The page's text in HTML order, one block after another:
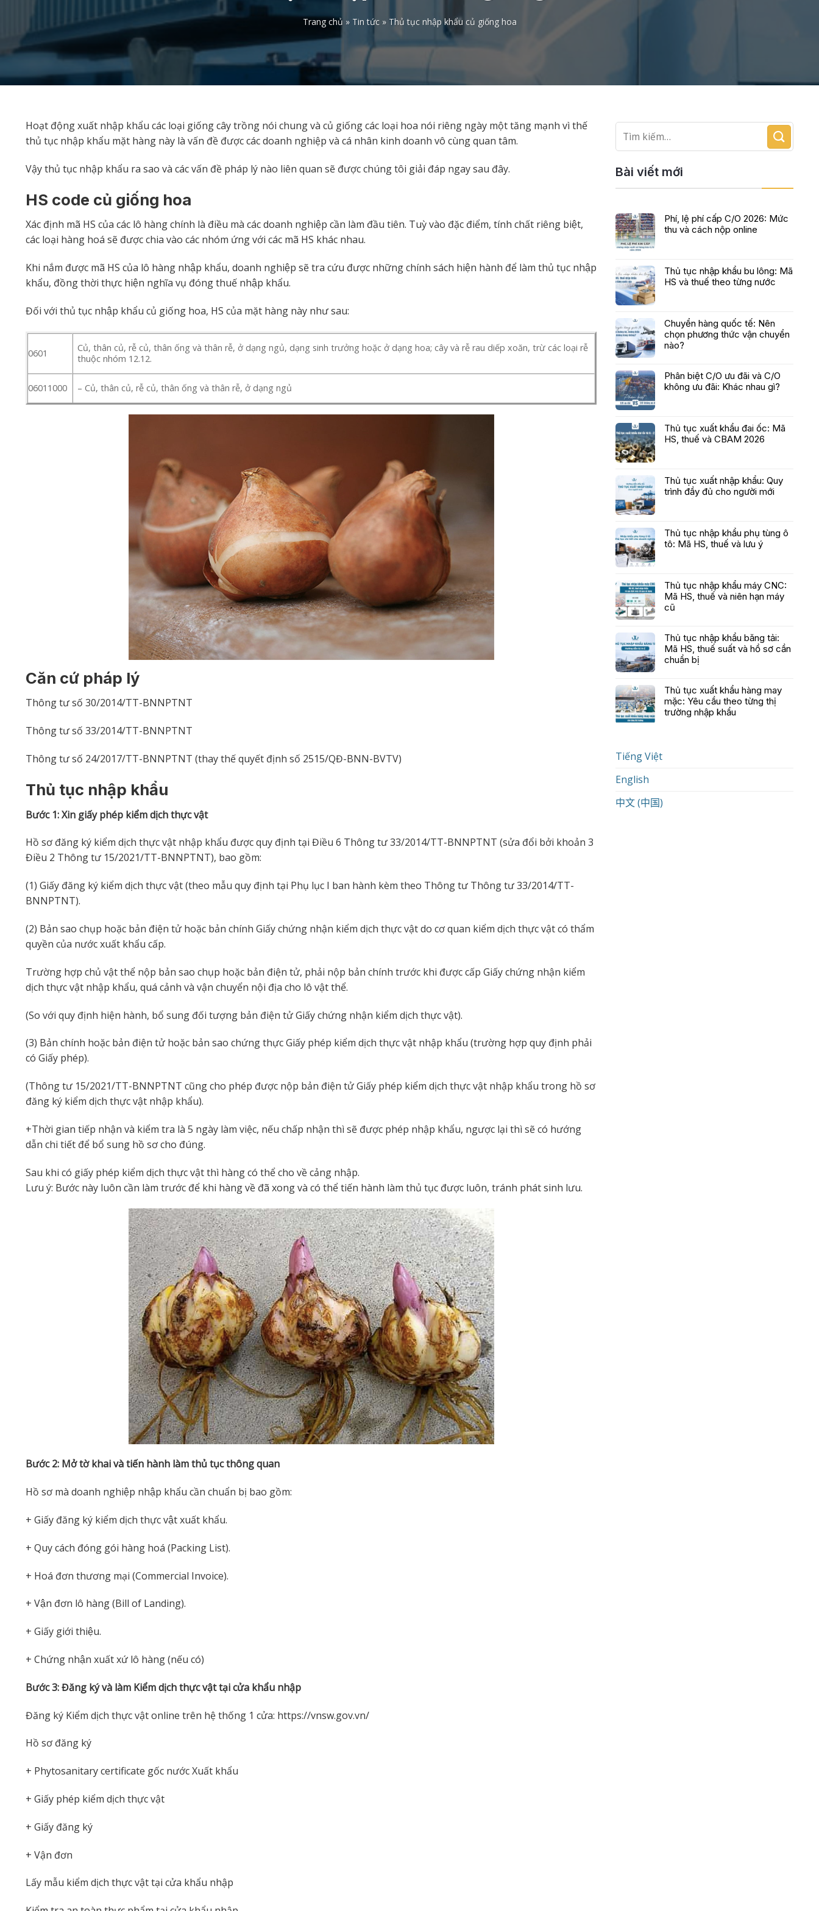
Trang chủ » Tin tức» Thủ tục nhập khẩu củ giống hoa
Hoạt động xuất nhập khẩu các loại giống cây trồng nói chung và củ giống các loại hoa nói riêng ngày một tăng mạnh vì thế
thủ tục nhập khẩu mặt hàng này là vấn đề được các doanh nghiệp và cá nhân kinh doanh vô cùng quan tâm.
Vậy thủ tục nhập khẩu ra sao và các vấn đề pháp lý nào liên quan sẽ được chúng tôi giải đáp ngay sau đây.
HS code củ giống hoa
Xác định mã HS của các lô hàng chính là điều mà các doanh nghiệp cần làm đầu tiên. Tuỳ vào đặc điểm, tính chất riêng biệt,
các loại hàng hoá sẽ được chia vào các nhóm ứng với các mã HS khác nhau.
Khi nắm được mã HS của lô hàng nhập khẩu, doanh nghiệp sẽ tra cứu được những chính sách hiện hành để làm thủ tục nhập
khẩu, đồng thời thực hiện nghĩa vụ đóng thuế nhập khẩu.
Đối với thủ tục nhập khẩu củ giống hoa, HS của mặt hàng này như sau:
0601
Củ, thân củ, rễ củ, thân ống và thân rễ, ở dạng ngủ, dạng sinh trưởng hoặc ở dạng hoa; cây và rễ rau diếp xoăn, trừ các loại rễ
thuộc nhóm 12.12.
06011000 – Củ, thân củ, rễ củ, thân ống và thân rễ, ở dạng ngủ
Căn cứ pháp lý
Thông tư số 30/2014/TT-BNNPTNT
Thông tư số 33/2014/TT-BNNPTNT
Thông tư số 24/2017/TT-BNNPTNT (thay thế quyết định số 2515/QĐ-BNN-BVTV)
Thủ tục nhập khẩu
Bước 1: Xin giấy phép kiểm dịch thực vật
Hồ sơ đăng ký kiểm dịch thực vật nhập khẩu được quy định tại Điều 6 Thông tư 33/2014/TT-BNNPTNT (sửa đổi bởi khoản 3
Điều 2 Thông tư 15/2021/TT-BNNPTNT), bao gồm:
(1) Giấy đăng ký kiểm dịch thực vật (theo mẫu quy định tại Phụ lục I ban hành kèm theo Thông tư Thông tư 33/2014/TT-
BNNPTNT).
(2) Bản sao chụp hoặc bản điện tử hoặc bản chính Giấy chứng nhận kiểm dịch thực vật do cơ quan kiểm dịch thực vật có thẩm
quyền của nước xuất khẩu cấp.
Trường hợp chủ vật thể nộp bản sao chụp hoặc bản điện tử, phải nộp bản chính trước khi được cấp Giấy chứng nhận kiểm
dịch thực vật nhập khẩu, quá cảnh và vận chuyển nội địa cho lô vật thể.
(So với quy định hiện hành, bổ sung đối tượng bản điện tử Giấy chứng nhận kiểm dịch thực vật).
(3) Bản chính hoặc bản điện tử hoặc bản sao chứng thực Giấy phép kiểm dịch thực vật nhập khẩu (trường hợp quy định phải
có Giấy phép).
(Thông tư 15/2021/TT-BNNPTNT cũng cho phép được nộp bản điện tử Giấy phép kiểm dịch thực vật nhập khẩu trong hồ sơ
đăng ký kiểm dịch thực vật nhập khẩu).
+Thời gian tiếp nhận và kiểm tra là 5 ngày làm việc, nếu chấp nhận thì sẽ được phép nhập khẩu, ngược lại thì sẽ có hướng
dẫn chi tiết để bổ sung hồ sơ cho đúng.
Sau khi có giấy phép kiểm dịch thực vật thì hàng có thể cho về cảng nhập.
Lưu ý: Bước này luôn cần làm trước để khi hàng về đã xong và có thể tiến hành làm thủ tục được luôn, tránh phát sinh lưu.
Bước 2: Mở tờ khai và tiến hành làm thủ tục thông quan
Hồ sơ mà doanh nghiệp nhập khẩu cần chuẩn bị bao gồm:
+ Giấy đăng ký kiểm dịch thực vật xuất khẩu.
+ Quy cách đóng gói hàng hoá (Packing List).
+ Hoá đơn thương mại (Commercial Invoice).
+ Vận đơn lô hàng (Bill of Landing).
+ Giấy giới thiệu.
+ Chứng nhận xuất xứ lô hàng (nếu có)
Bước 3: Đăng ký và làm Kiểm dịch thực vật tại cửa khẩu nhập
Đăng ký Kiểm dịch thực vật online trên hệ thống 1 cửa: https://vnsw.gov.vn/
Hồ sơ đăng ký
+ Phytosanitary certificate gốc nước Xuất khẩu
+ Giấy phép kiểm dịch thực vật
+ Giấy đăng ký
+ Vận đơn
Lấy mẫu kiểm dịch thực vật tại cửa khẩu nhập
Bài viết mới
Phí, lệ phí cấp C/O 2026: Mức
thu và cách nộp online
Thủ tục nhập khẩu bu lông: Mã
HS và thuế theo từng nước
Chuyển hàng quốc tế: Nên
chọn phương thức vận chuyển
nào?
Phân biệt C/O ưu đãi và C/O
không ưu đãi: Khác nhau gì?
Thủ tục xuất khẩu đai ốc: Mã
HS, thuế và CBAM 2026
Thủ tục xuất nhập khẩu: Quy
trình đầy đủ cho người mới
Thủ tục nhập khẩu phụ tùng ô
tô: Mã HS, thuế và lưu ý
Thủ tục nhập khẩu máy CNC:
Mã HS, thuế và niên hạn máy
cũ
Thủ tục nhập khẩu băng tải:
Mã HS, thuế suất và hồ sơ cần
chuẩn bị
Thủ tục xuất khẩu hàng may
mặc: Yêu cầu theo từng thị
trường nhập khẩu
Tiếng Việt
English
中文 (中国)